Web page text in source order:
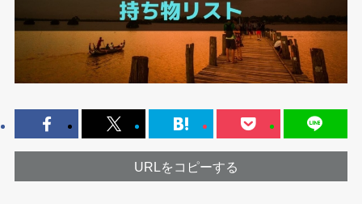
URLをコピーする